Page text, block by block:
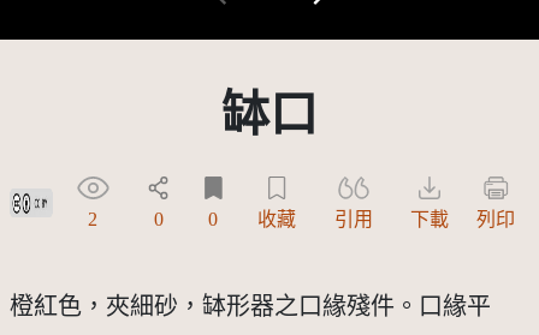
缽口
創用CC姓名標示 3.0 台灣及其後版本(CC BY 3.0 TW +)
2 0 0 收藏 引用 下載 列印
橙紅色，夾細砂，缽形器之口緣殘件。口緣平